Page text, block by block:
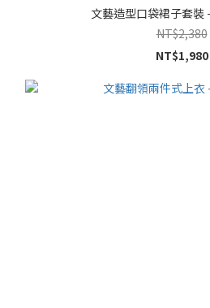
文藝造型口袋裙子套裝
NT$2,380
NT$1,980